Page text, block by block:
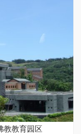
教教育园区